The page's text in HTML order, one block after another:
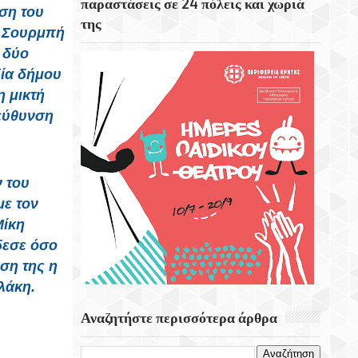
του
Σουρμπή
δύο
δήμου
μικτή
του
τον
όσο
της η
6 Αυγούστου 1945 Η Ημέρα Που Το
Αμερικανικό Βομβαρδιστικό «Enola Gay»
Σκόρπισε Τον Θάνατο Στη Χιροσίμα
Η Στοκχόλμη Η Πρωτεύουσα Της
Σουηδίας
Εορτή Της Μεταμορφώσεως Του Σωτήρος
Στο Χωριό Απίδια Σητείας - Του Γεωργίου
Αυγουστινάκη
παραστάσεις σε 24 πόλεις και χωριά
της
Αναζητήστε περισσότερα άρθρα